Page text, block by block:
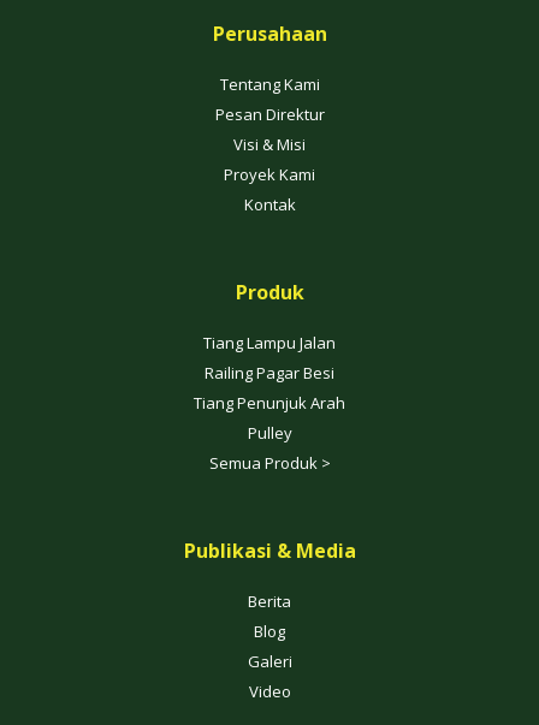
Perusahaan
Tentang Kami
Pesan Direktur
Visi & Misi
Proyek Kami
Kontak
Produk
Tiang Lampu Jalan
Railing Pagar Besi
Tiang Penunjuk Arah
Pulley
Semua Produk >
Publikasi & Media
Berita
Blog
Galeri
Video